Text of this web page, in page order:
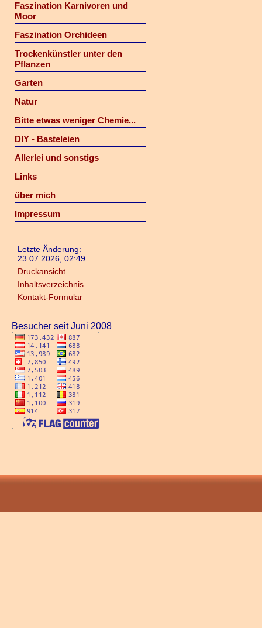
Faszination Karnivoren und
Moor
Faszination Orchideen
Trockenkünstler unter den
Pflanzen
Garten
Natur
Bitte etwas weniger Chemie...
DIY - Basteleien
Allerlei und sonstigs
Links
über mich
Impressum
Letzte Änderung:
23.07.2026, 02:49
Druckansicht
Inhaltsverzeichnis
Kontakt-Formular
Besucher seit Juni 2008